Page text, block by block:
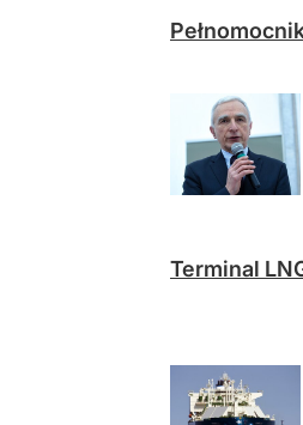
Terminal